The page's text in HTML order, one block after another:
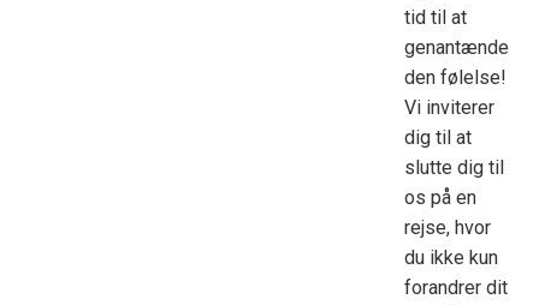
tid til at
genantænde
den følelse!
Vi inviterer
dig til at
slutte dig til
os på en
rejse, hvor
du ikke kun
forandrer dit